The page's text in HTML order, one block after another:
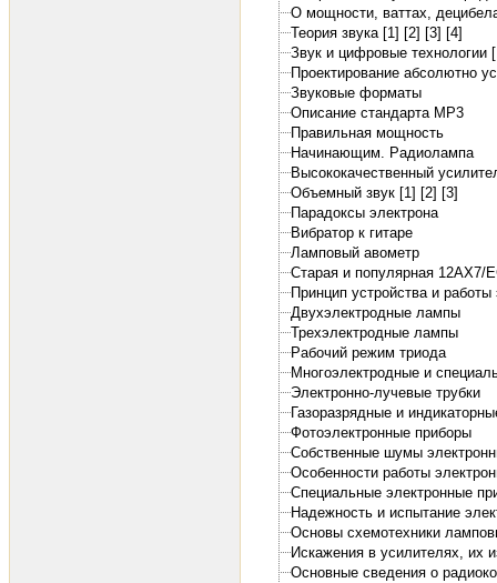
О мощности, ваттах,
Теория звука [1] [2] [3] [4]
Звук и цифровые технологии
Проектирование абсолютно
Звуковые форматы
Описание стандарта MP3
Правильная мощность
Начинающим. Радиолампа
Высококачественный
Объемный звук [1] [2] [3]
Парадоксы электрона
Вибратор к гитаре
Ламповый авометр
Старая и популярная 12АХ7/
Принцип устройства и
Двухэлектродные лампы
Трехэлектродные лампы
Рабочий режим триода
Многоэлектродные и
Электронно-лучевые трубки
Газоразрядные и
Фотоэлектронные приборы
Собственные шумы
Особенности работы
Специальные электронные
Надежность и испытание
Основы схемотехники
Искажения в усилителях, их
Основные сведения о